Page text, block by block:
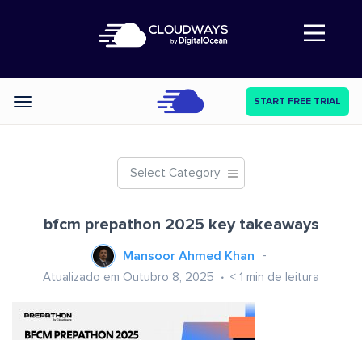
Abre a navegação
Categories START FREE TRIAL
Select Category
bfcm prepathon 2025 key takeaways
Mansoor Ahmed Khan
Atualizado em Outubro 8, 2025 < 1 min de leitura